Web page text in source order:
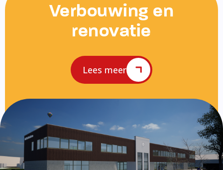
Verbouwing en
renovatie
Lees meer